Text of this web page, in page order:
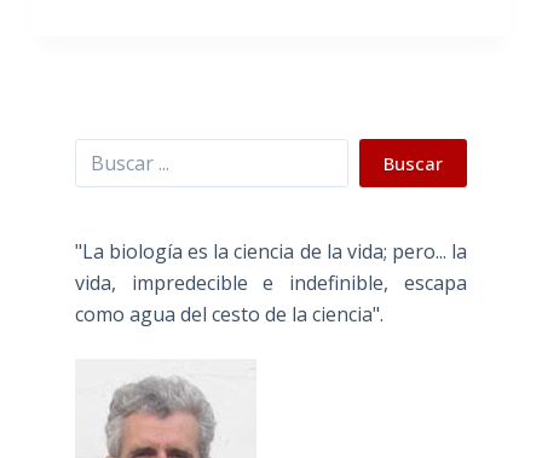
Buscar Buscar
"La biología es la ciencia de la vida; pero... la
vida, impredecible e indefinible, escapa
como agua del cesto de la ciencia".